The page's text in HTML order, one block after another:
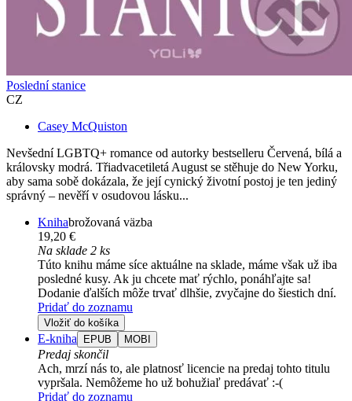
Poslední stanice
CZ
Casey McQuiston
Nevšední LGBTQ+ romance od autorky bestselleru Červená, bílá a
královsky modrá. Třiadvacetiletá August se stěhuje do New Yorku,
aby sama sobě dokázala, že její cynický životní postoj je ten jediný
správný – nevěří v osudovou lásku...
Knihabrožovaná väzba
19,20 €
Na sklade 2 ks
Túto knihu máme síce aktuálne na sklade, máme však už iba
posledné kusy. Ak ju chcete mať rýchlo, ponáhľajte sa!
Dodanie ďalších môže trvať dlhšie, zvyčajne do šiestich dní.
Pridať do zoznamu
Vložiť do košíka
E-kniha EPUB MOBI
Predaj skončil
Ach, mrzí nás to, ale platnosť licencie na predaj tohto titulu
vypršala. Nemôžeme ho už bohužiaľ predávať :-(
Pridať do zoznamu